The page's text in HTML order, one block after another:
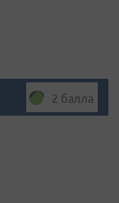
2 балла